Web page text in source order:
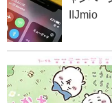
IIJmio